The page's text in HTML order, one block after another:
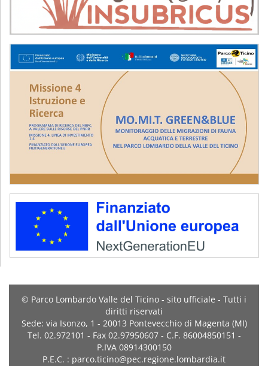
© Parco Lombardo Valle del Ticino - sito ufficiale - Tutti i
diritti riservati
Sede: via Isonzo, 1 - 20013 Pontevecchio di Magenta (MI)
Tel. 02.972101 - Fax 02.97950607 - C.F. 86004850151 -
P.IVA 08914300150
P.E.C. : parco.ticino@pec.regione.lombardia.it